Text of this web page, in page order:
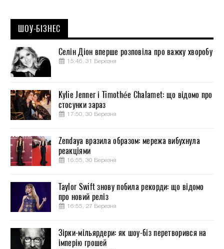
ШОУ-БІЗНЕС
Селін Діон вперше розповіла про важку хворобу
15:46, 31 Березня
Kylie Jenner і Timothée Chalamet: що відомо про
стосунки зараз
17:50, 30 Березня
Zendaya вразила образом: мережа вибухнула
реакціями
16:55, 30 Березня
Taylor Swift знову побила рекорди: що відомо
про новий реліз
16:55, 27 Березня
Зірки-мільярдери: як шоу-біз перетворився на
імперію грошей